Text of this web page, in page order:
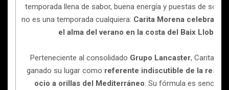
temporada llena de sabor, buena energía y puestas de sol
no es una temporada cualquiera: Carita Morena celebra 15
el alma del verano en la costa del Baix
Perteneciente al consolidado Grupo Lancaster, Carita
ganado su lugar como referente indiscutible de la
ocio a orillas del Mediterráneo. Su fórmula es sencilla